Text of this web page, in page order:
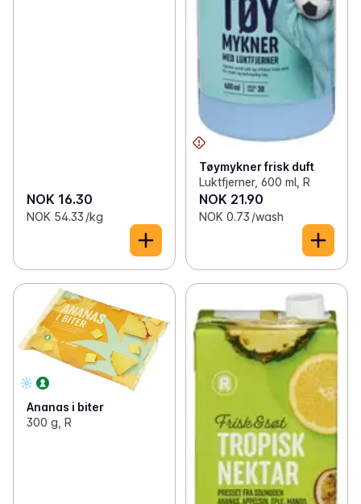
NOK 16.30
NOK 54.33 /kg
Tøymykner frisk duft
Luktfjerner, 600 ml, R
NOK 21.90
NOK 0.73 /wash
Ananas i biter
300 g, R